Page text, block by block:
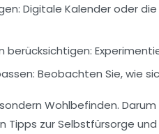
Digitale Kalender oder
berücksichtigen:
Beobachten Sie, wie
Wohlbefinden.
Tipps zur Selbstfürsorge